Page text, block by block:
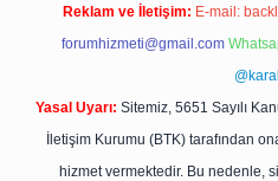
Reklam ve İletişim: E-mail:
forumhizmeti@gmail.com
Yasal Uyarı: Sitemiz, 5651 Sayılı
İletişim Kurumu (BTK) tarafından
hizmet vermektedir. Bu nedenle,